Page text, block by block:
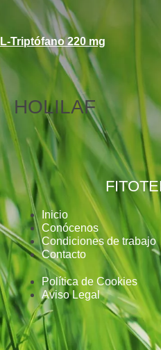
L-Triptófano 220 mg
HOLILAF
Inicio
Conócenos
Condiciones de trabajo
Contacto
Política de Cookies
Aviso Legal